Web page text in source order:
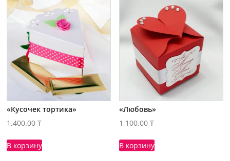
«Кусочек тортика»
1,400.00₸
В корзину
«Любовь»
1,100.00₸
В корзину